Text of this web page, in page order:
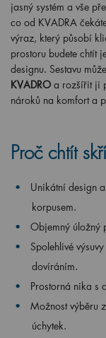
jasný systém a vše
co od KVADRA
výraz, který působí
prostoru budete chtít
designu. Sestavu
KVADRO a rozšířit ji
nároků na komfort a
Proč chtít
Unikátní design
korpusem.
Objemný úložný
Spolehlivé
dovíráním.
Prostorná nika s
Možnost výběru
úchytek.